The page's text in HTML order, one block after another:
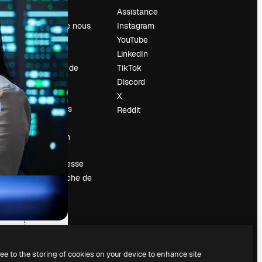
Prix
À propos de nous
Avis
Carrières
Tendances de
recherche
Blog
Événements
Slidesgo
Vendre mon
contenu
Salle de presse
À la recherche de
magnific.ai
Assistance
Instagram
YouTube
LinkedIn
TikTok
Discord
X
Reddit
to the storing of cookies on your device to enhance site